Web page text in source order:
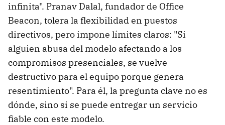
infinita". Pranav Dalal, fundador de Office
Beacon, tolera la flexibilidad en puestos
directivos, pero impone límites claros: "Si
alguien abusa del modelo afectando a los
compromisos presenciales, se vuelve
destructivo para el equipo porque genera
resentimiento". Para él, la pregunta clave no es
dónde, sino si se puede entregar un servicio
fiable con este modelo.